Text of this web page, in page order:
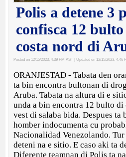
Polis a detene 3
confisca 12
costa nord di
Posted on 12/15/2023, 4:39 PM AST | Updated on 12/15/2023, 4:46
ORANJESTAD - Tabata den
ta bin encontra bultonan di
Aruba. Tabata na altura di e
unda a bin encontra 12 bulto di
vest di salaba bida. Despues ta
homber indocumenta cu
Nacionalidad Venezolando.
deteni na e sitio. E caso aki ta
Diferente teamnan di Polis ta